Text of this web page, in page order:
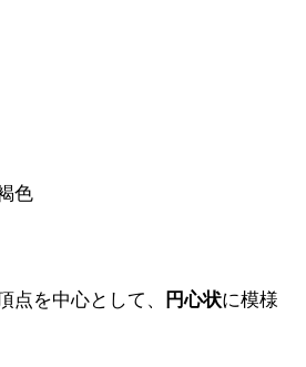
色
点を中心として、 円心状に模様